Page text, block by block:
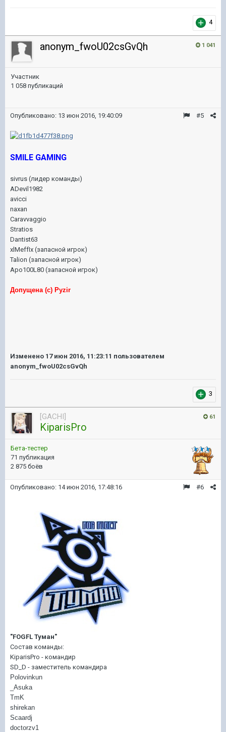
4
1 041
anonym_fwoU02csGvQh
Участник
1 058 публикаций
#5
Опубликовано: 13 июн 2016, 19:40:09
SMILE GAMING
sivrus (лидер команды)
ADevil1982
avicci
naxan
Caravvaggio
Stratios
Dantist63
xlMeffIx (запасной игрок)
Talion (запасной игрок)
Apo100L80 (запасной игрок)
Допущена (с) Pyzir
Изменено 17 июн 2016, 11:23:11 пользователем
anonym_fwoU02csGvQh
3
61
[GACHI]
KiparisPro
Бета-тестер
71 публикация
2 875 боёв
#6
Опубликовано: 14 июн 2016, 17:48:16
"FOGFL Туман"
Состав команды:
KiparisPro - командир
SD_D - заместитель командира
Polovinkun
_Asuka
TmK
shirekan
Scaardj
doctorzv1